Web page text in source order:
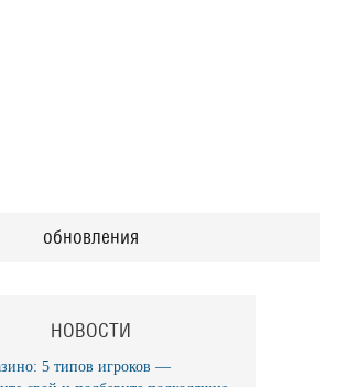
обновления
НОВОСТИ
5 типов игроков —